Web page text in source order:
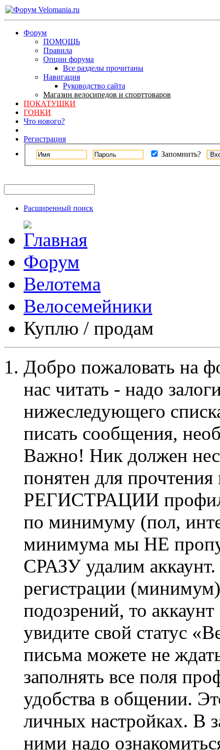
Форум
ПОМОЩЬ
Правила
Опции форума
Все разделы прочитаны
Навигация
Руководство сайта
Магазин велосипедов и спорттоваров
ПОКАТУШКИ
ГОНКИ
Что нового?
Регистрация
Запомнить?
Расширенный поиск
Форум
Велотема
Велосемейники
Куплю / продам
Добро пожаловать на
нас читать - надо
нижеследующего
писать сообщения,
Важно! Ник должен
понятен для
РЕГИСТРАЦИИ профиль
по минимуму (пол,
минимума мы НЕ
СРАЗУ удалим
регистрации
подозрений, то
увидите свой статус
письма можете не
заполнять все поля
удобства в общении.
личных настройках. В
ними надо